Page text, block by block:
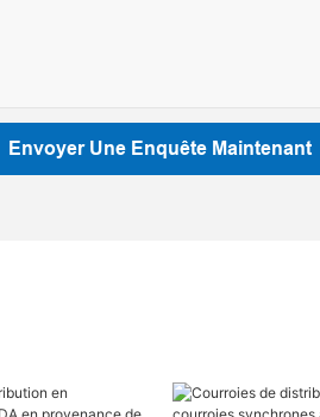
Envoyer Une Enquête Maintenant